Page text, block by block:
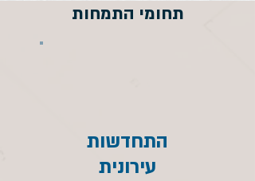
תחומי התמחות
התחדשות
עירונית